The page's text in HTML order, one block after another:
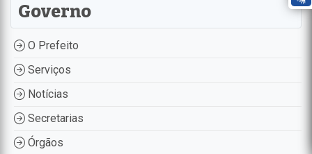
Governo
O Prefeito
Serviços
Notícias
Secretarias
Órgãos